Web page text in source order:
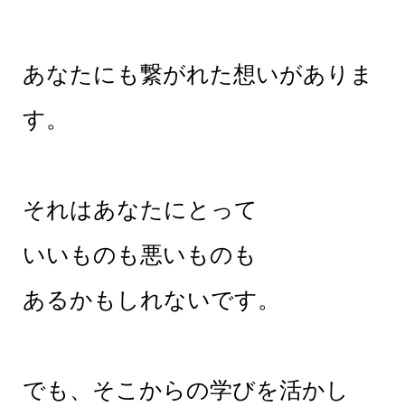
あなたにも繋がれた想いがありま
す。
それはあなたにとって
いいものも悪いものも
あるかもしれないです。
でも、そこからの学びを活かし